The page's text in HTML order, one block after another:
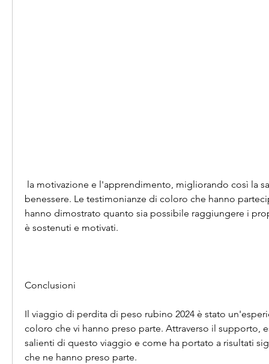
benessere. Le testimonianze di coloro che hanno
hanno dimostrato quanto sia possibile raggiungere i
è sostenuti e motivati.
Conclusioni
Il viaggio di perdita di peso rubino 2024 è stato
coloro che vi hanno preso parte. Attraverso il supporto,
salienti di questo viaggio e come ha portato a risultati
che ne hanno preso parte.